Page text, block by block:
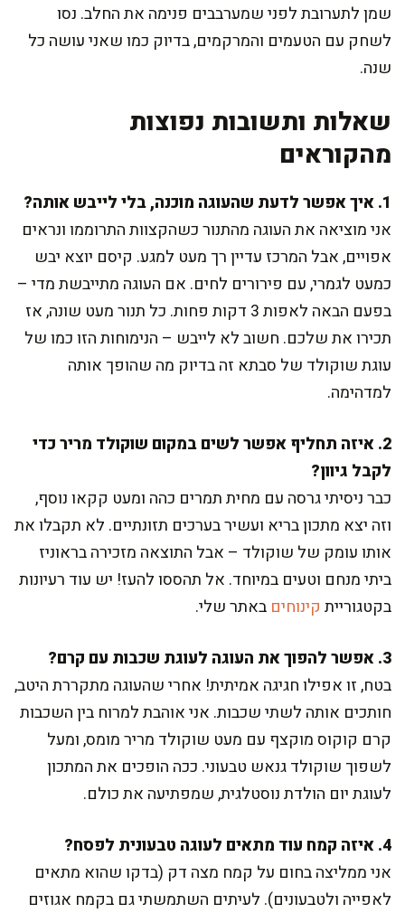
שמן לתערובת לפני שמערבבים פנימה את החלב. נסו
לשחק עם הטעמים והמרקמים, בדיוק כמו שאני עושה כל
שנה.
שאלות ותשובות נפוצות
מהקוראים
1. איך אפשר לדעת שהעוגה מוכנה, בלי לייבש אותה?
אני מוציאה את העוגה מהתנור כשהקצוות התרוממו ונראים
אפויים, אבל המרכז עדיין רך מעט למגע. קיסם יוצא יבש
כמעט לגמרי, עם פירורים לחים. אם העוגה מתייבשת מדי –
בפעם הבאה לאפות 3 דקות פחות. כל תנור מעט שונה, אז
תכירו את שלכם. חשוב לא לייבש – הנימוחות הזו כמו של
עוגת שוקולד של סבתא זה בדיוק מה שהופך אותה
למדהימה.
2. איזה תחליף אפשר לשים במקום שוקולד מריר כדי
לקבל גיוון?
כבר ניסיתי גרסה עם מחית תמרים כהה ומעט קקאו נוסף,
וזה יצא מתכון בריא ועשיר בערכים תזונתיים. לא תקבלו את
אותו עומק של שוקולד – אבל התוצאה מזכירה בראוניז
ביתי מנחם וטעים במיוחד. אל תהססו להעז! יש עוד רעיונות
בקטגוריית קינוחים באתר שלי.
3. אפשר להפוך את העוגה לעוגת שכבות עם קרם?
בטח, זו אפילו חגיגה אמיתית! אחרי שהעוגה מתקררת היטב,
חותכים אותה לשתי שכבות. אני אוהבת למרוח בין השכבות
קרם קוקוס מוקצף עם מעט שוקולד מריר מומס, ומעל
לשפוך שוקולד גנאש טבעוני. ככה הופכים את המתכון
לעוגת יום הולדת נוסטלגית, שמפתיעה את כולם.
4. איזה קמח עוד מתאים לעוגה טבעונית לפסח?
אני ממליצה בחום על קמח מצה דק (בדקו שהוא מתאים
לאפייה ולטבעונים). לעיתים השתמשתי גם בקמח אגוזים